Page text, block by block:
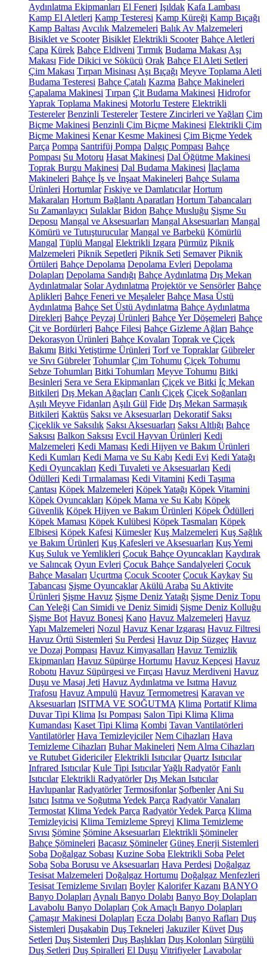
Aydınlatma Ekipmanları El Feneri Işıldak Kafa Lambası
Kamp El Aletleri Kamp Testeresi Kamp Küreği Kamp Bıçağı
Kamp Baltası Avcılık Malzemeleri Balık Av Malzemeleri
Bisiklet ve Scooter Bisiklet Elektrikli Scooter Bahçe Aletleri
Çapa Kürek Bahçe Eldiveni Tırmık Budama Makası Aşı
Makası Fide Dikici ve Sökücü Orak Bahçe El Aleti Setleri
Çim Makası Tırpan Misinası Aşı Bıçağı Meyve Toplama Aleti
Budama Testeresi Bahçe Çatalı Kazma Bahçe Makineleri
Çapalama Makinesi Tırpan Çit Budama Makinesi Hidrofor
Yaprak Toplama Makinesi Motorlu Testere Elektrikli
Testereler Benzinli Testereler Testere Zincirleri ve Yağları Çim
Biçme Makinesi Benzinli Çim Biçme Makinesi Elektrikli Çim
Biçme Makinesi Kenar Kesme Makinesi Çim Biçme Yedek
Parça Pompa Santrifüj Pompa Dalgıç Pompası Bahçe
Pompası Su Motoru Hasat Makinesi Dal Öğütme Makinesi
Toprak Burgu Makinesi Dal Budama Makinesi İlaçlama
Makineleri Bahçe İş ve İnşaat Makineleri Bahçe Sulama
Ürünleri Hortumlar Fıskiye ve Damlatıcılar Hortum
Makaraları Hortum Bağlantı Aparatları Hortum Tabancaları
Su Zamanlayıcı Sulaklar Bidon Bahçe Musluğu Şişme Su
Deposu Mangal ve Aksesuarları Mangal Aksesuarları Mangal
Kömürü ve Tutuşturucular Mangal ve Barbekü Kömürlü
Mangal Tüplü Mangal Elektrikli Izgara Pürmüz Piknik
Malzemeleri Piknik Sepetleri Piknik Seti Semaver Piknik
Örtüleri Bahçe Depolama Depolama Evleri Depolama
Dolapları Depolama Sandığı Bahçe Aydınlatma Dış Mekan
Aydınlatmalar Solar Aydınlatma Projektör ve Sensörler Bahçe
Aplikleri Bahçe Feneri ve Meşaleler Bahçe Masa Üstü
Aydınlatma Bahçe Set Üstü Aydınlatma Bahçe Aydınlatma
Direkleri Bahçe Peyzaj Ürünleri Bahçe Yer Döşemeleri Bahçe
Çit ve Bordürleri Bahçe Filesi Bahçe Gizleme Ağları Bahçe
Dekorasyon Ürünleri Bahçe Kovaları Toprak ve Çiçek
Bakımı Bitki Yetiştirme Ürünleri Torf ve Topraklar Gübreler
ve Sıvı Gübreler Tohumlar Çim Tohumu Çiçek Tohumu
Sebze Tohumları Bitki Tohumları Meyve Tohumu Bitki
Besinleri Sera ve Sera Ekipmanları Çiçek ve Bitki İç Mekan
Bitkileri Dış Mekan Ağaçları Canlı Çiçek Çiçek Soğanları
Aşılı Meyve Fidanları Aşılı Gül Fide Dış Mekan Sarmaşık
Bitkileri Kaktüs Saksı ve Aksesuarları Dekoratif Saksı
Çiçeklik ve Saksılık Saksı Aksesuarları Saksı Altlığı Bahçe
Saksısı Balkon Saksısı Evcil Hayvan Ürünleri Kedi
Malzemeleri Kedi Maması Kedi Hijyen ve Bakım Ürünleri
Kedi Kumları Kedi Mama ve Su Kabı Kedi Evi Kedi Yatağı
Kedi Oyuncakları Kedi Tuvaleti ve Aksesuarları Kedi
Ödülleri Kedi Tırmalaması Kedi Vitamini Kedi Taşıma
Çantası Köpek Malzemeleri Köpek Yatağı Köpek Vitamini
Köpek Oyuncakları Köpek Mama ve Su Kabı Köpek
Güvenlik Köpek Hijyen ve Bakım Ürünleri Köpek Ödülleri
Köpek Maması Köpek Kulübesi Köpek Tasmaları Köpek
Elbisesi Köpek Kafesi Kümesler Kuş Malzemeleri Kuş Sağlık
ve Bakım Ürünleri Kuş Kafesleri ve Aksesuarları Kuş Yemi
Kuş Suluk ve Yemlikleri Çocuk Bahçe Oyuncakları Kaydırak
ve Salıncak Oyun Evleri Çocuk Bahçe Sandalyeleri Çocuk
Bahçe Masaları Uçurtma Çocuk Scooter Çocuk Kaykay Su
Tabancası Şişme Oyuncaklar Akülü Araba Su Aktivite
Ürünleri Şişme Havuz Şişme Deniz Yatağı Şişme Deniz Topu
Can Yeleği Can Simidi ve Deniz Simidi Şişme Deniz Kolluğu
Şişme Bot Havuz Bonesi Kano Havuz Malzemeleri Havuz
Yapı Malzemeleri Nozul Havuz Kenar Izgarası Havuz Filtresi
Havuz Örtü Sistemleri Su Perdesi Havuz Dip Süzgeç Havuz
ve Dozaj Pompası Havuz Kimyasalları Havuz Temizlik
Ekipmanları Havuz Süpürge Hortumu Havuz Kepçesi Havuz
Robotu Havuz Süpürgesi ve Fırçası Havuz Merdiveni Havuz
Duşu ve Masaj Jeti Havuz Aydınlatma ve Isıtma Havuz
Trafosu Havuz Ampulü Havuz Termometresi Karavan ve
Aksesuarları ISITMA VE SOĞUTMA Klima Portatif Klima
Duvar Tipi Klima Isı Pompası Salon Tipi Klima Klima
Kumandası Kaset Tipi Klima Kombi Tavan Vantilatörleri
Vantilatörler Hava Temizleyiciler Nem Cihazları Hava
Temizleme Cihazları Buhar Makineleri Nem Alma Cihazları
ve Rutubet Gidericiler Elektrikli Isıtıcılar Quartz Isıtıcılar
Infrared Isıtıcılar Kule Tipi IsıtıcılarYağlı Radyatör Fanlı
Isıtıcılar Elektrikli Radyatörler Dış Mekan Isıtıcılar
Havlupanlar Radyatörler Termosifonlar Şofbenler Ani Su
Isıtıcı Isıtma ve Soğutma Yedek Parça Radyatör Vanaları
Termostat Klima Yedek Parça Radyatör Yedek Parça Klima
Temizleyicisi Klima Temizleme Spreyi Klima Temizleme
Sıvısı Şömine Şömine Aksesuarları Elektrikli Şömineler
Bahçe Şömineleri Bacasız Şömineler Güneş Enerji Sistemleri
Soba Doğalgaz Sobası Kuzine Soba Elektrikli Soba Pelet
Soba Soba Borusu ve Aksesuarları Hava Perdesi Doğalgaz
Tesisat Malzemeleri Doğalgaz Hortumu Doğalgaz Menfezleri
Tesisat Temizleme Sıvıları Boyler Kalorifer Kazanı BANYO
Banyo Dolapları Aynalı Banyo Dolabı Banyo Boy Dolapları
Lavabolu Banyo Dolapları Çok Amaçlı Banyo Dolapları
Çamaşır Makinesi Dolapları Ecza Dolabı Banyo Rafları Duş
Sistemleri Duşakabin Duş Tekneleri Jakuziler Küvet Duş
Setleri Duş Sistemleri Duş Başlıkları Duş Kolonları Sürgülü
Duş Setleri Duş Spiralleri El Duşu Vitrifiyeler Lavabolar